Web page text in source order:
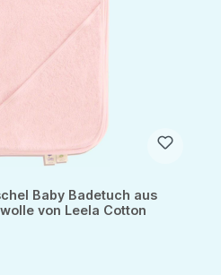
Baby Badetuch aus
von Leela Cotton